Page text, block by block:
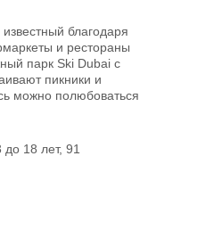
благодаря
и рестораны
парк Ski Dubai с
пикники и
можно полюбоваться
18 лет, 91